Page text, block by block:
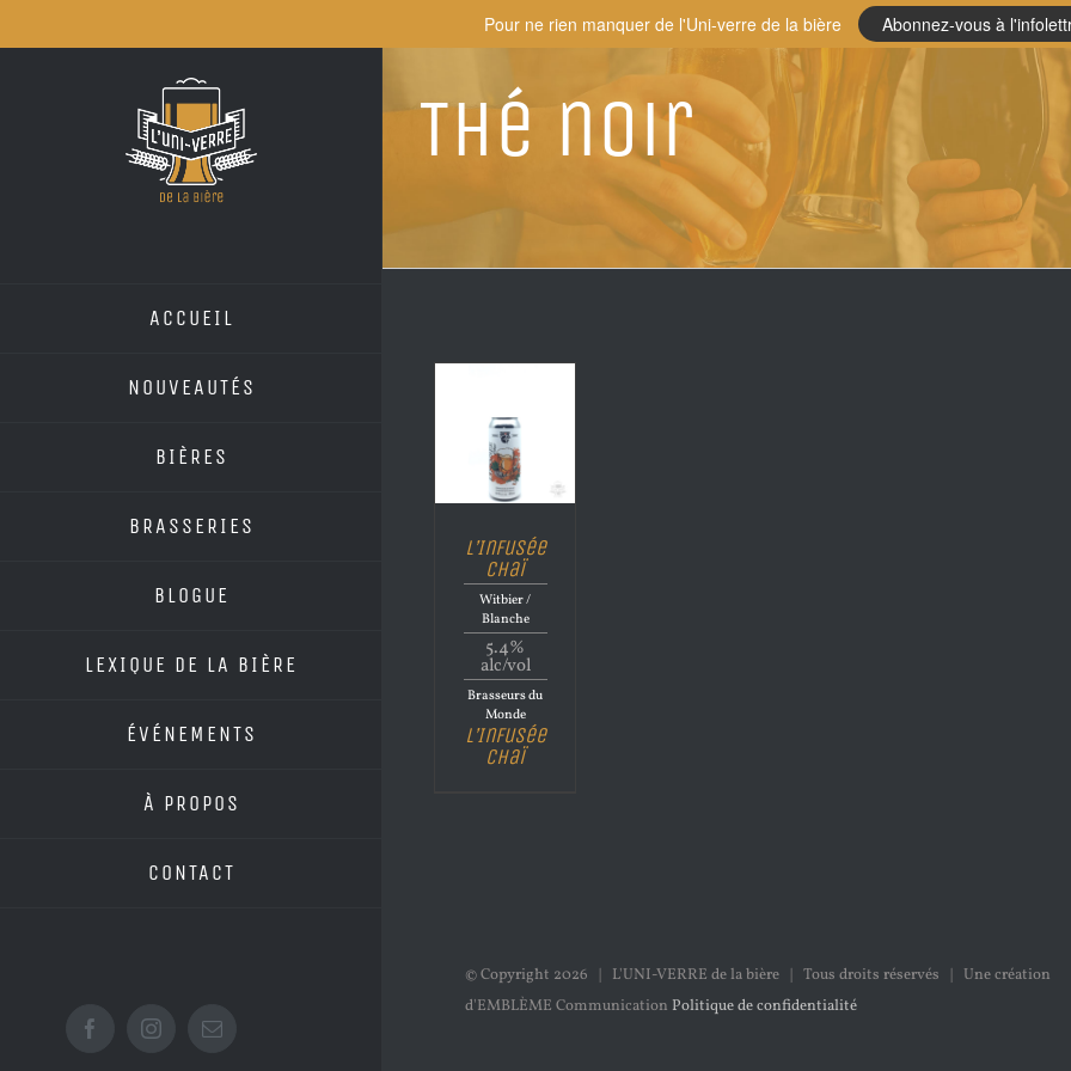
to
ACCUEIL
NOUVEAUTÉS
BIÈRES
BRASSERIES
BLOGUE
LEXIQUE DE LA BIÈRE
ÉVÉNEMENTS
À PROPOS
CONTACT
FacebookInstagramEmail
Thé noir
L’Infusée
Chaï
Witbier /
Blanche
5.4%
alc/vol
Brasseurs du
Monde
L’Infusée
Chaï
© Copyright 2026 | L'UNI-VERRE de la bière | Tous droits réservés | Une création
d'EMBLÈME Communication Politique de confidentialité
Pour ne rien manquer de l'Uni-verre de la bière Abonnez-vous à